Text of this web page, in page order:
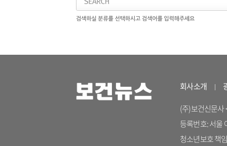
회사소개
(주)보건신문사
등록번호: 서울
청소년보호 책